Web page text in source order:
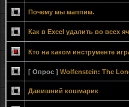
Почему мы маппим.
Как в Excel удалить во всех
Кто на каком инструменте
[ Опрос ] Wolfenstein: The
Давишний кошмарик